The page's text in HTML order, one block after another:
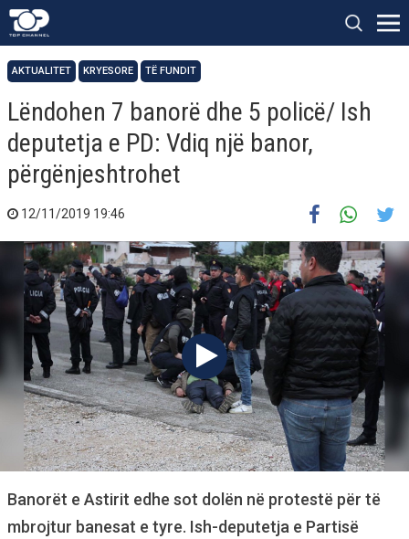
AKTUALITET KRYESORE TË FUNDIT
Lëndohen 7 banorë dhe 5 policë/ Ish
deputetja e PD: Vdiq një banor,
përgënjeshtrohet
12/11/2019 19:46
Banorët e Astirit edhe sot dolën në protestë për të
mbrojtur banesat e tyre. Ish-deputetja e Partisë